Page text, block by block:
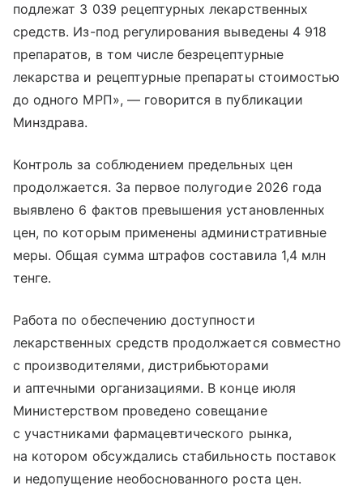
подлежат 3 039 рецептурных лекарственных
средств. Из-под регулирования выведены 4 918
препаратов, в том числе безрецептурные
лекарства и рецептурные препараты стоимостью
до одного МРП», — говорится в публикации
Минздрава.
Контроль за соблюдением предельных цен
продолжается. За первое полугодие 2026 года
выявлено 6 фактов превышения установленных
цен, по которым применены административные
меры. Общая сумма штрафов составила 1,4 млн
тенге.
Работа по обеспечению доступности
лекарственных средств продолжается совместно
с производителями, дистрибьюторами
и аптечными организациями. В конце июля
Министерством проведено совещание
с участниками фармацевтического рынка,
на котором обсуждались стабильность поставок
и недопущение необоснованного роста цен.